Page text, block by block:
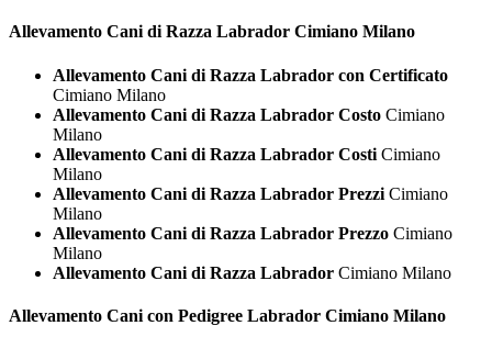
Allevamento Cani di Razza Labrador Cimiano Milano
Allevamento Cani di Razza Labrador con Certificato
Cimiano Milano
Allevamento Cani di Razza Labrador Costo Cimiano
Milano
Allevamento Cani di Razza Labrador Costi Cimiano
Milano
Allevamento Cani di Razza Labrador Prezzi Cimiano
Milano
Allevamento Cani di Razza Labrador Prezzo Cimiano
Milano
Allevamento Cani di Razza Labrador Cimiano Milano
Allevamento Cani con Pedigree Labrador Cimiano Milano